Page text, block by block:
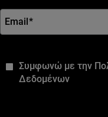
Email*
Συμφωνώ με την
Δεδομένων